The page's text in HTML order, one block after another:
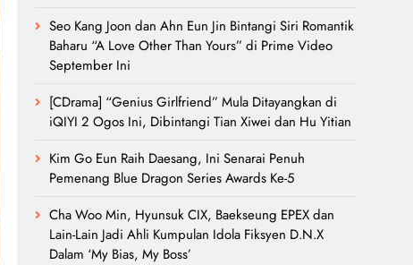
Seo Kang Joon dan Ahn Eun Jin Bintangi Siri Romantik
Baharu “A Love Other Than Yours” di Prime Video
September Ini
[CDrama] “Genius Girlfriend” Mula Ditayangkan di
iQIYI 2 Ogos Ini, Dibintangi Tian Xiwei dan Hu Yitian
Kim Go Eun Raih Daesang, Ini Senarai Penuh
Pemenang Blue Dragon Series Awards Ke-5
Cha Woo Min, Hyunsuk CIX, Baekseung EPEX dan
Lain-Lain Jadi Ahli Kumpulan Idola Fiksyen D.N.X
Dalam ‘My Bias, My Boss’